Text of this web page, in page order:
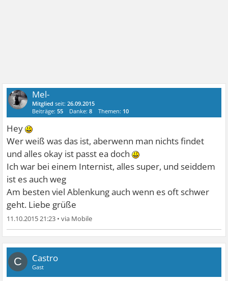
Mel-
Mitglied seit:26.09.2015
Beiträge:55 Danke:8 Themen: 10
Hey
Wer weiß was das ist, aberwenn man nichts findet
und alles okay ist passt ea doch
Ich war bei einem Internist, alles super, und seiddem
ist es auch weg
Am besten viel Ablenkung auch wenn es oft schwer
geht. Liebe grüße
11.10.2015 21:23 •
C Castro
Gast